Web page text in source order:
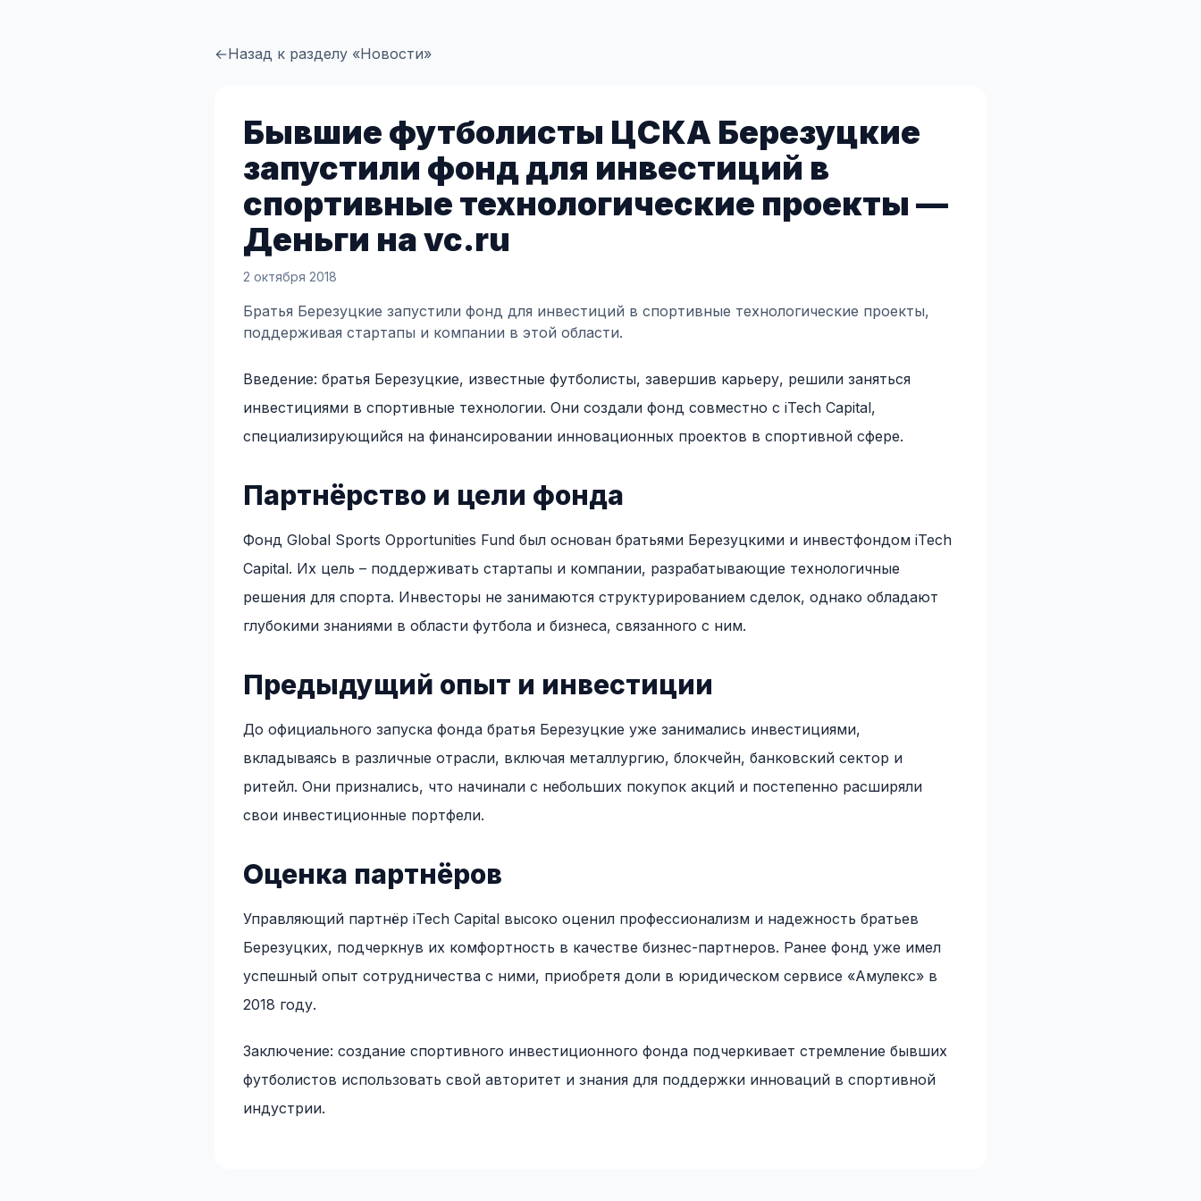
←Назад к разделу «Новости»
Бывшие футболисты ЦСКА Березуцкие
запустили фонд для инвестиций в
спортивные технологические проекты —
Деньги на vc.ru
2 октября 2018
Братья Березуцкие запустили фонд для инвестиций в спортивные технологические проекты,
поддерживая стартапы и компании в этой области.
Введение: братья Березуцкие, известные футболисты, завершив карьеру, решили заняться
инвестициями в спортивные технологии. Они создали фонд совместно с iTech Capital,
специализирующийся на финансировании инновационных проектов в спортивной сфере.
Партнёрство и цели фонда
Фонд Global Sports Opportunities Fund был основан братьями Березуцкими и инвестфондом iTech
Capital. Их цель – поддерживать стартапы и компании, разрабатывающие технологичные
решения для спорта. Инвесторы не занимаются структурированием сделок, однако обладают
глубокими знаниями в области футбола и бизнеса, связанного с ним.
Предыдущий опыт и инвестиции
До официального запуска фонда братья Березуцкие уже занимались инвестициями,
вкладываясь в различные отрасли, включая металлургию, блокчейн, банковский сектор и
ритейл. Они признались, что начинали с небольших покупок акций и постепенно расширяли
свои инвестиционные портфели.
Оценка партнёров
Управляющий партнёр iTech Capital высоко оценил профессионализм и надежность братьев
Березуцких, подчеркнув их комфортность в качестве бизнес-партнеров. Ранее фонд уже имел
успешный опыт сотрудничества с ними, приобретя доли в юридическом сервисе «Амулекс» в
2018 году.
Заключение: создание спортивного инвестиционного фонда подчеркивает стремление бывших
футболистов использовать свой авторитет и знания для поддержки инноваций в спортивной
индустрии.